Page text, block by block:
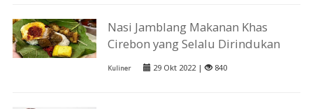
Nasi Jamblang Makanan Khas
Cirebon yang Selalu Dirindukan
Kuliner 29 Okt 2022 | 840